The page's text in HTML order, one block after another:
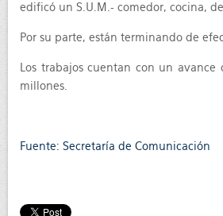
edificó un S.U.M.- comedor, cocina,
Por su parte, están terminando de
Los trabajos cuentan con un
millones.
Fuente: Secretaría de Comunicación